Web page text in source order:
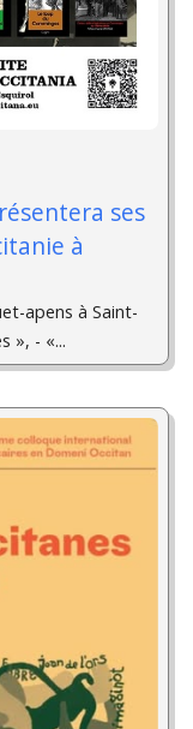
ses
à
apens à Saint-
», - «...